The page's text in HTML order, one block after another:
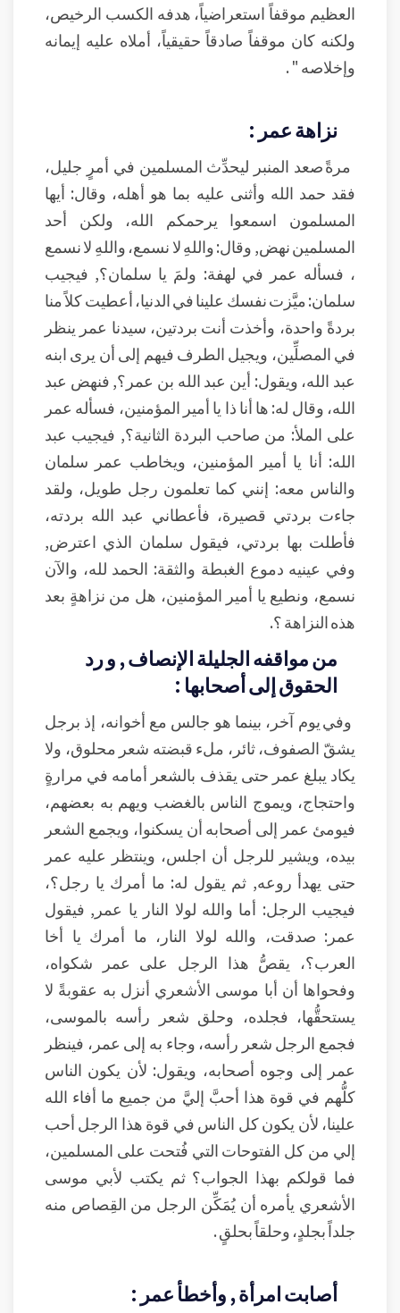
العظيم موقفاً استعراضياً، هدفه الكسب الرخيص،
ولكنه كان موقفاً صادقاً حقيقياً، أملاه عليه إيمانه
وإخلاصه " .
نزاهة عمر :
مرةً صعد المنبر ليحدِّث المسلمين في أمرٍ جليل،
فقد حمد الله وأثنى عليه بما هو أهله، وقال: أيها
المسلمون اسمعوا يرحمكم الله، ولكن أحد
المسلمين نهض, وقال: واللهِ لا نسمع، واللهِ لا نسمع
، فسأله عمر في لهفة: ولمَ يا سلمان؟, فيجيب
سلمان: ميَّزت نفسك علينا في الدنيا، أعطيت كلاً منا
بردةً واحدة، وأخذت أنت بردتين، سيدنا عمر ينظر
في المصلِّين، ويجيل الطرف فيهم إلى أن يرى ابنه
عبد الله، ويقول: أين عبد الله بن عمر؟, فنهض عبد
الله، وقال له: ها أنا ذا يا أمير المؤمنين، فسأله عمر
على الملأ: من صاحب البردة الثانية؟, فيجيب عبد
الله: أنا يا أمير المؤمنين، ويخاطب عمر سلمان
والناس معه: إنني كما تعلمون رجل طويل، ولقد
جاءت بردتي قصيرة، فأعطاني عبد الله بردته،
فأطلت بها بردتي، فيقول سلمان الذي اعترض,
وفي عينيه دموع الغبطة والثقة: الحمد لله، والآن
نسمع، ونطيع يا أمير المؤمنين، هل من نزاهةٍ بعد
هذه النزاهة ؟.
من مواقفه الجليلة الإنصاف , و رد
الحقوق إلى أصحابها :
وفي يوم آخر، بينما هو جالس مع أخوانه، إذ برجل
يشقّ الصفوف، ثائر، ملء قبضته شعر محلوق، ولا
يكاد يبلغ عمر حتى يقذف بالشعر أمامه في مرارةٍ
واحتجاج، ويموج الناس بالغضب ويهم به بعضهم،
فيومئ عمر إلى أصحابه أن يسكنوا، ويجمع الشعر
بيده، ويشير للرجل أن اجلس، وينتظر عليه عمر
حتى يهدأ روعه, ثم يقول له: ما أمرك يا رجل؟،
فيجيب الرجل: أما والله لولا النار يا عمر, فيقول
عمر: صدقت، والله لولا النار، ما أمرك يا أخا
العرب؟، يقصُّ هذا الرجل على عمر شكواه،
وفحواها أن أبا موسى الأشعري أنزل به عقوبةً لا
يستحقُّها، فجلده، وحلق شعر رأسه بالموسى،
فجمع الرجل شعر رأسه، وجاء به إلى عمر، فينظر
عمر إلى وجوه أصحابه، ويقول: لأن يكون الناس
كلُّهم في قوة هذا أحبَّ إليَّ من جميع ما أفاء الله
علينا، لأن يكون كل الناس في قوة هذا الرجل أحب
إلي من كل الفتوحات التي فُتحت على المسلمين،
فما قولكم بهذا الجواب؟ ثم يكتب لأبي موسى
الأشعري يأمره أن يُمَكِّن الرجل من القِصاص منه
جلداً بجلدٍ، وحلقاً بحلقٍ .
أصابت امرأة , وأخطأ عمر :